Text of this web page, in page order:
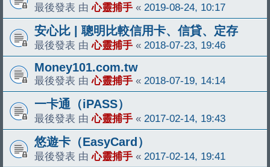
最後發表 由心靈捕手 « 2019-08-24, 10:17
安心比 | 聰明比較信用卡、信貸、定存
最後發表 由心靈捕手 « 2018-07-23, 19:46
Money101.com.tw
最後發表 由心靈捕手 « 2018-07-19, 14:14
一卡通（iPASS）
最後發表 由心靈捕手 « 2017-02-14, 19:43
悠遊卡（EasyCard）
最後發表 由心靈捕手 « 2017-02-14, 19:41